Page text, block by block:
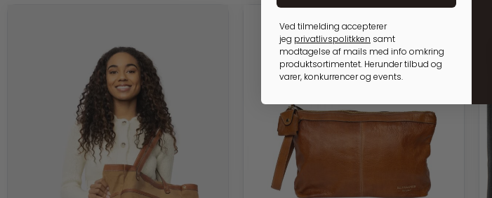
Ved tilmelding accepterer
jeg privatlivspolitkken samt
modtagelse af mails med info omkring
produktsortimentet. Herunder tilbud og
varer, konkurrencer og events.